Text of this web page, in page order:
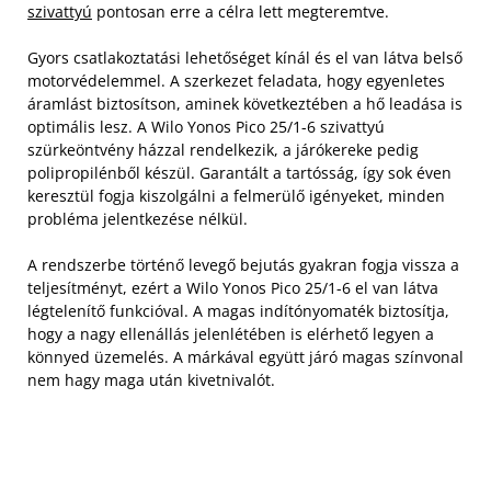
szivattyú pontosan erre a célra lett megteremtve.
Gyors csatlakoztatási lehetőséget kínál és el van látva belső
motorvédelemmel. A szerkezet feladata, hogy egyenletes
áramlást biztosítson, aminek következtében a hő leadása is
optimális lesz. A Wilo Yonos Pico 25/1-6 szivattyú
szürkeöntvény házzal rendelkezik, a járókereke pedig
polipropilénből készül. Garantált a tartósság, így sok éven
keresztül fogja kiszolgálni a felmerülő igényeket, minden
probléma jelentkezése nélkül.
A rendszerbe történő levegő bejutás gyakran fogja vissza a
teljesítményt, ezért a Wilo Yonos Pico 25/1-6 el van látva
légtelenítő funkcióval. A magas indítónyomaték biztosítja,
hogy a nagy ellenállás jelenlétében is elérhető legyen a
könnyed üzemelés. A márkával együtt járó magas színvonal
nem hagy maga után kivetnivalót.